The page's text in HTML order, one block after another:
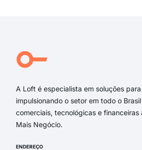
A Loft é especialista em soluções
impulsionando o setor em todo o
comerciais, tecnológicas e
Mais Negócio.
ENDEREÇO